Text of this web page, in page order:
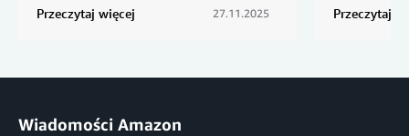
Przeczytaj więcej 27.11.2025 Przeczytaj
Wiadomości Amazon